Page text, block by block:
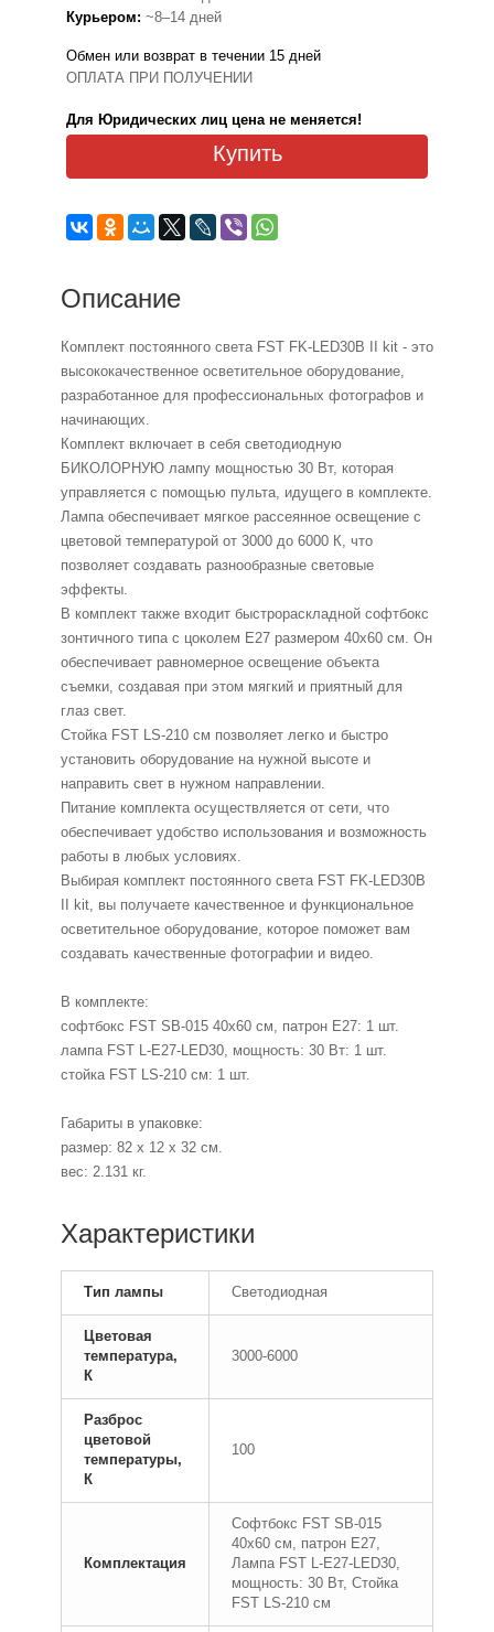
Курьером: ~8–14 дней
Обмен или возврат в течении 15 дней
ОПЛАТА ПРИ ПОЛУЧЕНИИ
Для Юридических лиц цена не меняется!
Купить
Описание
Комплект постоянного света FST FK-LED30B II kit - это
высококачественное осветительное оборудование,
разработанное для профессиональных фотографов и
начинающих.
Комплект включает в себя светодиодную
БИКОЛОРНУЮ лампу мощностью 30 Вт, которая
управляется с помощью пульта, идущего в комплекте.
Лампа обеспечивает мягкое рассеянное освещение с
цветовой температурой от 3000 до 6000 К, что
позволяет создавать разнообразные световые
эффекты.
В комплект также входит быстрораскладной софтбокс
зонтичного типа с цоколем Е27 размером 40x60 см. Он
обеспечивает равномерное освещение объекта
съемки, создавая при этом мягкий и приятный для
глаз свет.
Стойка FST LS-210 см позволяет легко и быстро
установить оборудование на нужной высоте и
направить свет в нужном направлении.
Питание комплекта осуществляется от сети, что
обеспечивает удобство использования и возможность
работы в любых условиях.
Выбирая комплект постоянного света FST FK-LED30B
II kit, вы получаете качественное и функциональное
осветительное оборудование, которое поможет вам
создавать качественные фотографии и видео.
В комплекте:
софтбокс FST SB-015 40x60 см, патрон Е27: 1 шт.
лампа FST L-E27-LED30, мощность: 30 Вт: 1 шт.
стойка FST LS-210 см: 1 шт.
Габариты в упаковке:
размер: 82 х 12 х 32 см.
вес: 2.131 кг.
Характеристики
Тип лампы Светодиодная
Цветовая
температура,
К
3000-6000
Разброс
цветовой
температуры,
К
100
Комплектация
Софтбокс FST SB-015
40x60 см, патрон Е27,
Лампа FST L-E27-LED30,
мощность: 30 Вт, Стойка
FST LS-210 см